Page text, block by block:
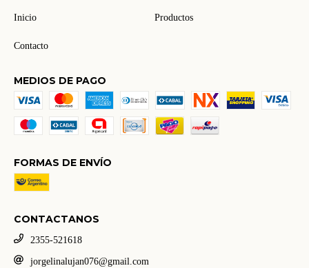
Inicio Productos
Contacto
MEDIOS DE PAGO
FORMAS DE ENVÍO
CONTACTANOS
2355-521618
jorgelinalujan076@gmail.com